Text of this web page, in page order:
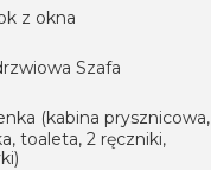
z okna
Szafa
(kabina prysznicowa,
toaleta, 2 ręczniki,